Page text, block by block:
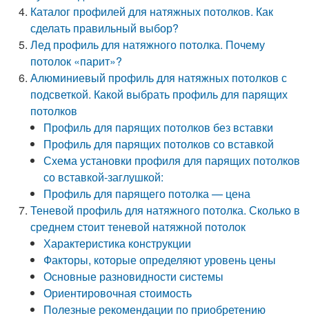
Каталог профилей для натяжных потолков. Как
сделать правильный выбор?
Лед профиль для натяжного потолка. Почему
потолок «парит»?
Алюминиевый профиль для натяжных потолков с
подсветкой. Какой выбрать профиль для парящих
потолков
Профиль для парящих потолков без вставки
Профиль для парящих потолков со вставкой
Схема установки профиля для парящих потолков
со вставкой-заглушкой:
Профиль для парящего потолка — цена
Теневой профиль для натяжного потолка. Сколько в
среднем стоит теневой натяжной потолок
Характеристика конструкции
Факторы, которые определяют уровень цены
Основные разновидности системы
Ориентировочная стоимость
Полезные рекомендации по приобретению